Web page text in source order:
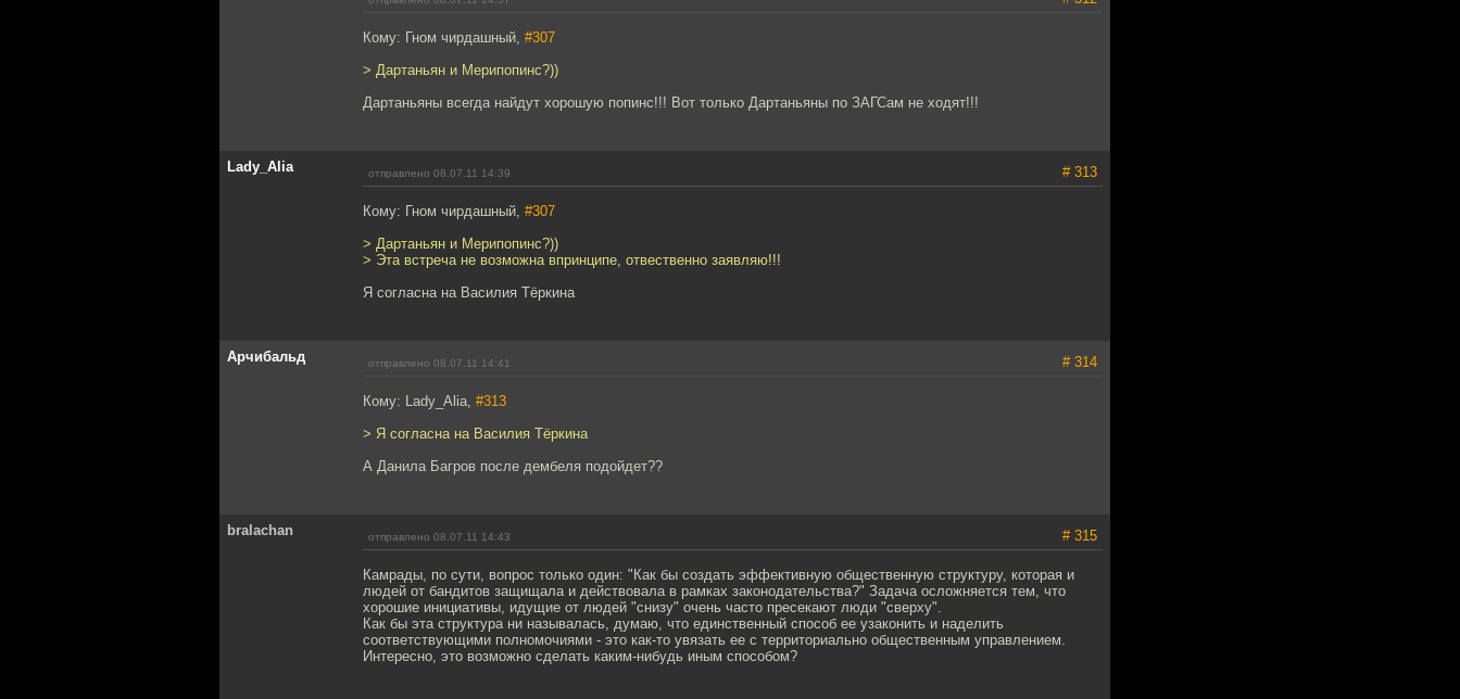
Кому: Гном чирдашный, #307
> Дартаньян и Мерипопинс?))
Дартаньяны всегда найдут хорошую попинс!!! Вот только Дартаньяны по ЗАГСам не ходят!!!
Lady_Alia отправлено 08.07.11 14:39 # 313
Кому: Гном чирдашный, #307
> Дартаньян и Мерипопинс?))
> Эта встреча не возможна впринципе, отвественно заявляю!!!
Я согласна на Василия Тёркина
Арчибальд отправлено 08.07.11 14:41 # 314
Кому: Lady_Alia, #313
> Я согласна на Василия Тёркина
А Данила Багров после дембеля подойдет??
bralachan отправлено 08.07.11 14:43 # 315
Камрады, по сути, вопрос только один: "Как бы создать эффективную общественную структуру, которая и
людей от бандитов защищала и действовала в рамках законодательства?" Задача осложняется тем, что
хорошие инициативы, идущие от людей "снизу" очень часто пресекают люди "сверху".
Как бы эта структура ни называлась, думаю, что единственный способ ее узаконить и наделить
соответствующими полномочиями - это как-то увязать ее с территориально общественным управлением.
Интересно, это возможно сделать каким-нибудь иным способом?